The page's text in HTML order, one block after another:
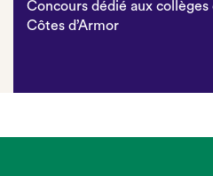
Concours dédié aux
Côtes d’Armor